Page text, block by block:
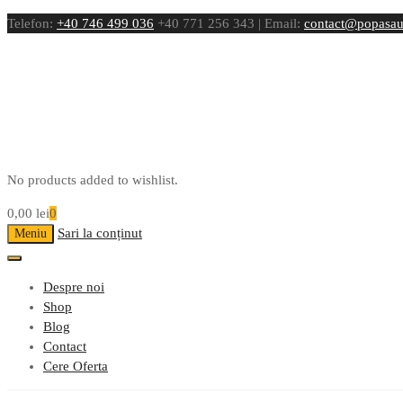
Telefon: +40 746 499 036 +40 771 256 343 | Email:
No products added to wishlist.
0,00 lei0
Meniu Sari la conținut
Despre noi
Shop
Blog
Contact
Cere Oferta